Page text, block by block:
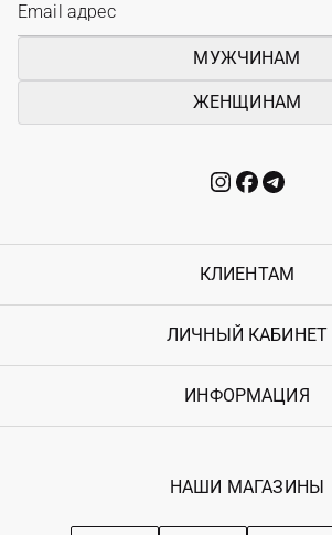
МУЖЧИНАМ
ЖЕНЩИНАМ
КЛИЕНТАМ
Контакты
Возврат
Гарантия
ЛИЧНЫЙ КАБИНЕТ
Войти
Ostriv Club+
ИНФОРМАЦИЯ
Наши магазини
Рекомендации по
НАШИ МАГАЗИНЫ